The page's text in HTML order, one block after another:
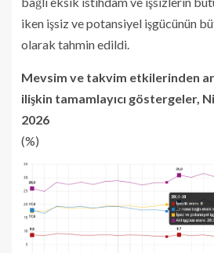
iken işsiz ve potansiyel işgücünün
olarak tahmin edildi.
Mevsim ve takvim etkilerinden
ilişkin tamamlayıcı göstergeler,
2026
(%)